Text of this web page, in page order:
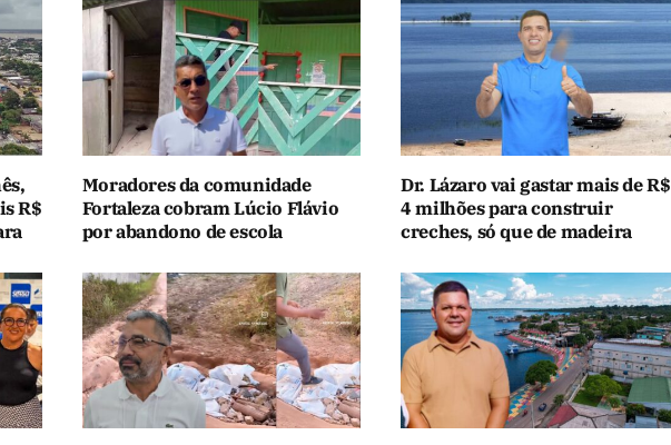
R$
Moradores da comunidade
Fortaleza cobram Lúcio Flávio
por abandono de escola
Dr. Lázaro vai gastar mais de R$
4 milhões para construir
creches, só que de madeira